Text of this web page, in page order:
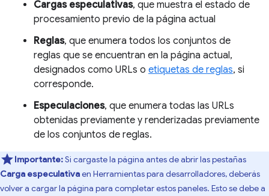
Cargas especulativas, que muestra el estado de
procesamiento previo de la página actual
Reglas, que enumera todos los conjuntos de
reglas que se encuentran en la página actual,
designados como URLs o etiquetas de reglas, si
corresponde.
Especulaciones, que enumera todas las URLs
obtenidas previamente y renderizadas previamente
de los conjuntos de reglas.
Importante:Si cargaste la página antes de abrir las pestañas
Carga especulativaen Herramientas para desarrolladores, deberás
volver a cargar la página para completar estos paneles. Esto se debe a